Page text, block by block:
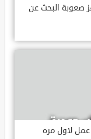
صعوبة البحث عن
لاول مره